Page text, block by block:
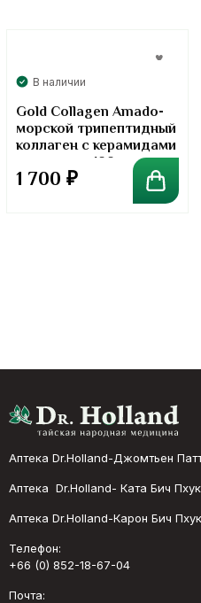
В наличии
Gold Collagen Amado-
морской трипептидный
коллаген с керамидами
в порошке. 100 грамм
1 700 ₽
Аптека Dr.Holland-Джомтьен
Аптека Dr.Holland- Ката Бич
Аптека Dr.Holland-Карон Бич
Телефон:
+66 (0) 852-18-67-04
Почта: